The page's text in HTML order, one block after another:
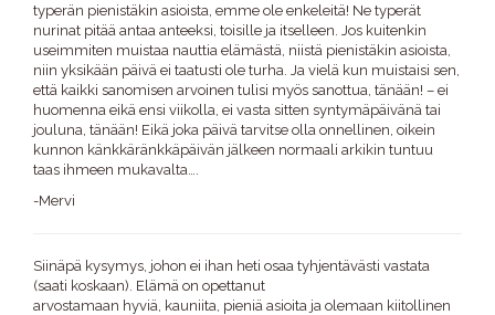
typerän pienistäkin asioista, emme ole enkeleitä! Ne typerät
nurinat pitää antaa anteeksi, toisille ja itselleen. Jos kuitenkin
useimmiten muistaa nauttia elämästä, niistä pienistäkin asioista,
niin yksikään päivä ei taatusti ole turha. Ja vielä kun muistaisi sen,
että kaikki sanomisen arvoinen tulisi myös sanottua, tänään! – ei
huomenna eikä ensi viikolla, ei vasta sitten syntymäpäivänä tai
jouluna, tänään! Eikä joka päivä tarvitse olla onnellinen, oikein
kunnon känkkäränkkäpäivän jälkeen normaali arkikin tuntuu
taas ihmeen mukavalta….
-Mervi
Siinäpä kysymys, johon ei ihan heti osaa tyhjentävästi vastata
(saati koskaan). Elämä on opettanut
arvostamaan hyviä, kauniita, pieniä asioita ja olemaan kiitollinen